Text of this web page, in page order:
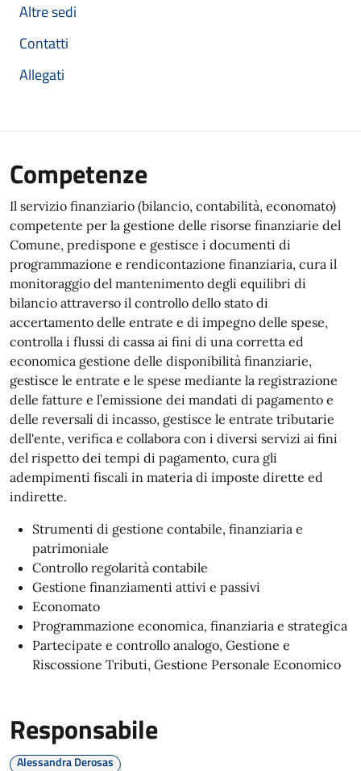
Altre sedi
Contatti
Allegati
Competenze
Il servizio finanziario (bilancio, contabilità, economato)
competente per la gestione delle risorse finanziarie del
Comune, predispone e gestisce i documenti di
programmazione e rendicontazione finanziaria, cura il
monitoraggio del mantenimento degli equilibri di
bilancio attraverso il controllo dello stato di
accertamento delle entrate e di impegno delle spese,
controlla i flussi di cassa ai fini di una corretta ed
economica gestione delle disponibilità finanziarie,
gestisce le entrate e le spese mediante la registrazione
delle fatture e l’emissione dei mandati di pagamento e
delle reversali di incasso, gestisce le entrate tributarie
dell'ente, verifica e collabora con i diversi servizi ai fini
del rispetto dei tempi di pagamento, cura gli
adempimenti fiscali in materia di imposte dirette ed
indirette.
Strumenti di gestione contabile, finanziaria e
patrimoniale
Controllo regolarità contabile
Gestione finanziamenti attivi e passivi
Economato
Programmazione economica, finanziaria e strategica
Partecipate e controllo analogo, Gestione e
Riscossione Tributi, Gestione Personale Economico
Responsabile
Alessandra Derosas